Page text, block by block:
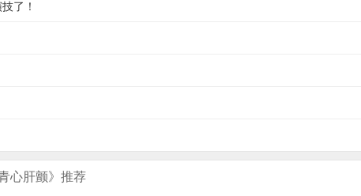
了！
心肝颤》推荐